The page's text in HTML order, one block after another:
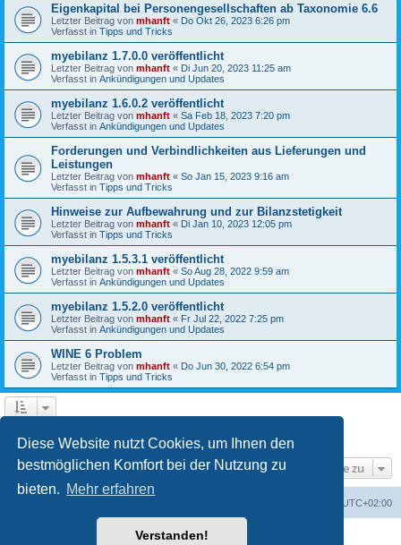
Diese Website nutzt Cookies, um Ihnen den
bestmöglichen Komfort bei der Nutzung zu
bieten. Mehr erfahren
Verstanden!
Eigenkapital bei Personengesellschaften ab Taxonomie 6.6
Letzter Beitrag von mhanft « Do Okt 26, 2023 6:26 pm
Verfasst in Tipps und Tricks
myebilanz 1.7.0.0 veröffentlicht
Letzter Beitrag von mhanft « Di Jun 20, 2023 11:25 am
Verfasst in Ankündigungen und Updates
myebilanz 1.6.0.2 veröffentlicht
Letzter Beitrag von mhanft « Sa Feb 18, 2023 7:20 pm
Verfasst in Ankündigungen und Updates
Forderungen und Verbindlichkeiten aus Lieferungen und
Leistungen
Letzter Beitrag von mhanft « So Jan 15, 2023 9:16 am
Verfasst in Tipps und Tricks
Hinweise zur Aufbewahrung und zur Bilanzstetigkeit
Letzter Beitrag von mhanft « Di Jan 10, 2023 12:05 pm
Verfasst in Tipps und Tricks
myebilanz 1.5.3.1 veröffentlicht
Letzter Beitrag von mhanft « So Aug 28, 2022 9:59 am
Verfasst in Ankündigungen und Updates
myebilanz 1.5.2.0 veröffentlicht
Letzter Beitrag von mhanft « Fr Jul 22, 2022 7:25 pm
Verfasst in Ankündigungen und Updates
WINE 6 Problem
Letzter Beitrag von mhanft « Do Jun 30, 2022 6:54 pm
Verfasst in Tipps und Tricks
Gehe zu
UTC+02:00
Powered byphpBB® Forum Software © phpBB Limited